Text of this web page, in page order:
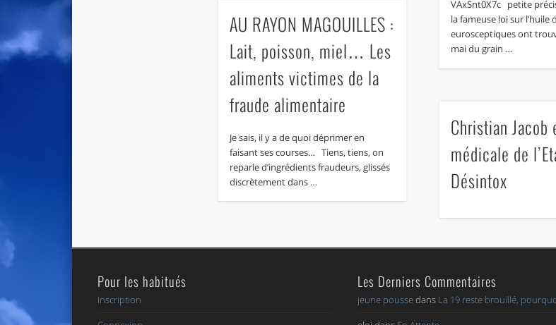
VAxSnt0X7c petite
la fameuse loi sur l’huile
eurosceptiques ont
mai du grain …
AU RAYON MAGOUILLES :
Lait, poisson, miel… Les
aliments victimes de la
fraude alimentaire
Je sais, il y a de quoi déprimer en
faisant ses courses… Tiens, tiens, on
reparle d’ingrédients fraudeurs, glissés
discrètement dans …
Christian Jacob
médicale de
Désintox
Pour les habitués
Inscription
Les Derniers Commentaires
jeune poussedans La 19 reste brouillé,